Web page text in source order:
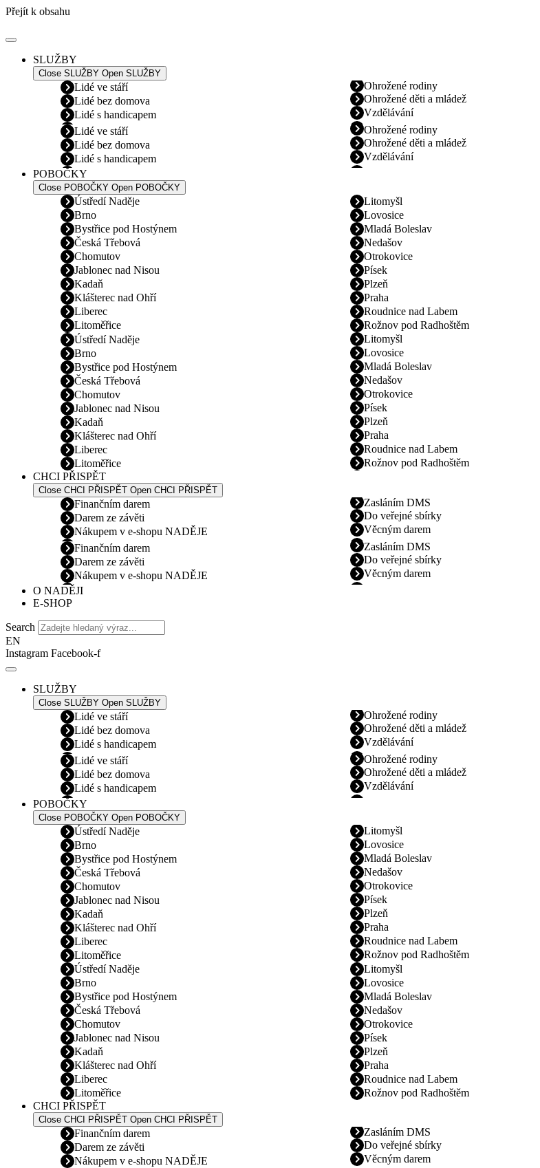
Přejít k obsahu
SLUŽBY
Close SLUŽBY Open SLUŽBY
Lidé ve stáří
Lidé bez domova
Lidé s handicapem
Ohrožené rodiny
Ohrožené děti a mládež
Vzdělávání
Lidé ve stáří
Lidé bez domova
Lidé s handicapem
Ohrožené rodiny
Ohrožené děti a mládež
Vzdělávání
POBOČKY
Close POBOČKY Open POBOČKY
Ústředí Naděje
Brno
Bystřice pod Hostýnem
Česká Třebová
Chomutov
Jablonec nad Nisou
Kadaň
Klášterec nad Ohří
Liberec
Litoměřice
Litomyšl
Lovosice
Mladá Boleslav
Nedašov
Otrokovice
Písek
Plzeň
Praha
Roudnice nad Labem
Rožnov pod Radhoštěm
Ústředí Naděje
Brno
Bystřice pod Hostýnem
Česká Třebová
Chomutov
Jablonec nad Nisou
Kadaň
Klášterec nad Ohří
Liberec
Litoměřice
Litomyšl
Lovosice
Mladá Boleslav
Nedašov
Otrokovice
Písek
Plzeň
Praha
Roudnice nad Labem
Rožnov pod Radhoštěm
CHCI PŘISPĚT
Close CHCI PŘISPĚT Open CHCI PŘISPĚT
Finančním darem
Darem ze závěti
Nákupem v e-shopu NADĚJE
Zasláním DMS
Do veřejné sbírky
Věcným darem
Finančním darem
Darem ze závěti
Nákupem v e-shopu NADĚJE
Zasláním DMS
Do veřejné sbírky
Věcným darem
O NADĚJI
E-SHOP
Search
EN
Instagram Facebook-f
SLUŽBY
Close SLUŽBY Open SLUŽBY
Lidé ve stáří
Lidé bez domova
Lidé s handicapem
Ohrožené rodiny
Ohrožené děti a mládež
Vzdělávání
Lidé ve stáří
Lidé bez domova
Lidé s handicapem
Ohrožené rodiny
Ohrožené děti a mládež
Vzdělávání
POBOČKY
Close POBOČKY Open POBOČKY
Ústředí Naděje
Brno
Bystřice pod Hostýnem
Česká Třebová
Chomutov
Jablonec nad Nisou
Kadaň
Klášterec nad Ohří
Liberec
Litoměřice
Litomyšl
Lovosice
Mladá Boleslav
Nedašov
Otrokovice
Písek
Plzeň
Praha
Roudnice nad Labem
Rožnov pod Radhoštěm
Ústředí Naděje
Brno
Bystřice pod Hostýnem
Česká Třebová
Chomutov
Jablonec nad Nisou
Kadaň
Klášterec nad Ohří
Liberec
Litoměřice
Litomyšl
Lovosice
Mladá Boleslav
Nedašov
Otrokovice
Písek
Plzeň
Praha
Roudnice nad Labem
Rožnov pod Radhoštěm
CHCI PŘISPĚT
Close CHCI PŘISPĚT Open CHCI PŘISPĚT
Finančním darem
Darem ze závěti
Nákupem v e-shopu NADĚJE
Zasláním DMS
Do veřejné sbírky
Věcným darem